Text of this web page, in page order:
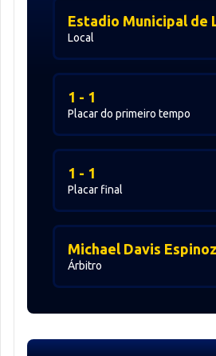
Local
Estadio Municipal de
Placar do primeiro tempo
1 - 1
Placar final
1 - 1
Árbitro
Michael Davis